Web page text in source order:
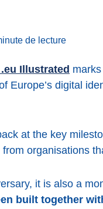
de lecture
Illustrated
Europe’s digital
at the key
organisations
it is also a
built together